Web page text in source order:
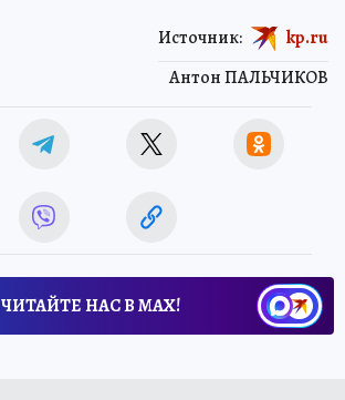
Антон ПАЛЬЧИКОВ
Источник: kp.ru
ЧИТАЙТЕ НАС В МАХ!